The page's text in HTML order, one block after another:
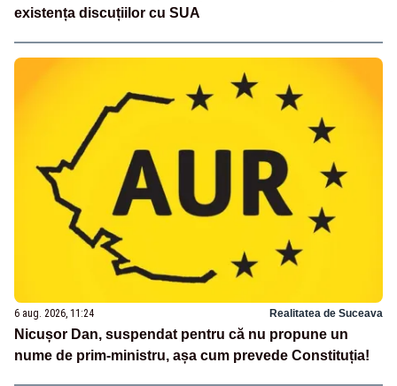
existența discuțiilor cu SUA
6 aug. 2026, 11:24 Realitatea de Suceava
Nicușor Dan, suspendat pentru că nu propune un
nume de prim-ministru, așa cum prevede Constituția!